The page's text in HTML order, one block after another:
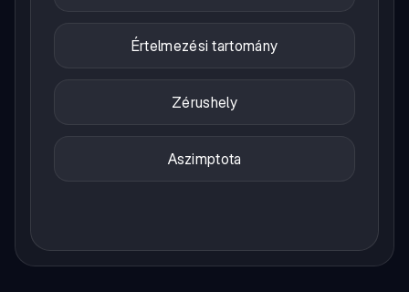
Értelmezési tartomány
Zérushely
Aszimptota